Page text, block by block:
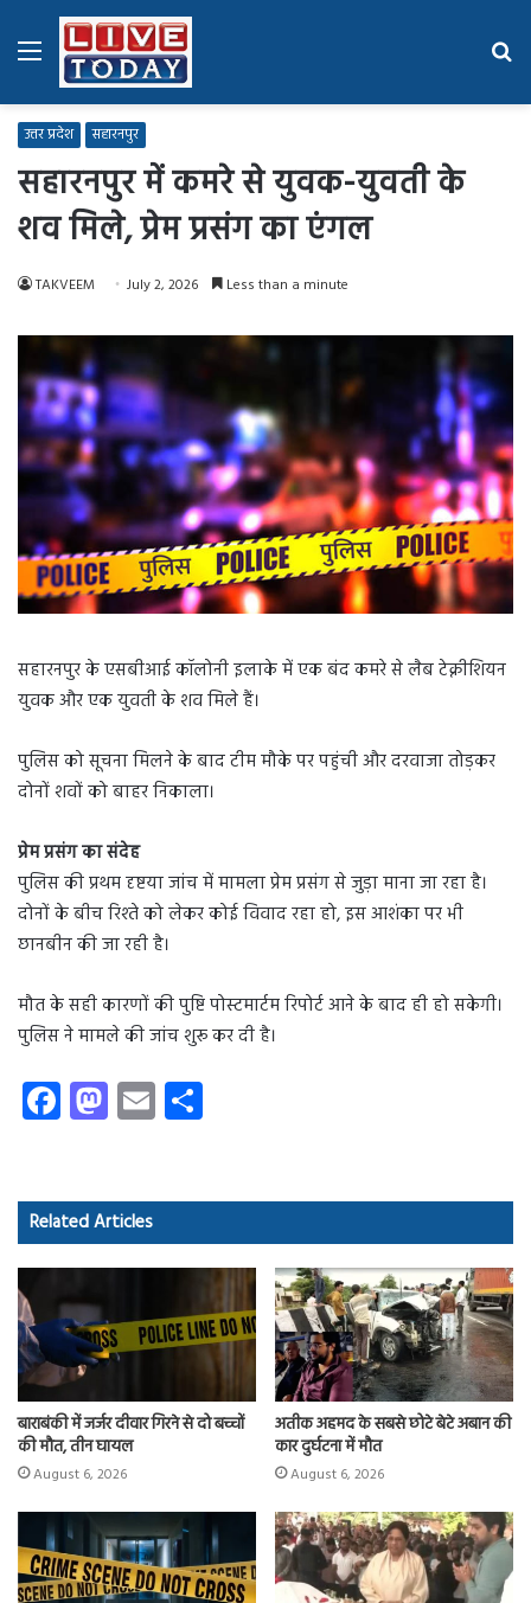
Menu
उत्तर प्रदेश सहारनपुर
सहारनपुर में कमरे से युवक-युवती के
शव मिले, प्रेम प्रसंग का एंगल
TAKVEEM July 2, 2026 Less than a minute
सहारनपुर के एसबीआई कॉलोनी इलाके में एक बंद कमरे से लैब टेक्नीशियन
युवक और एक युवती के शव मिले हैं।
पुलिस को सूचना मिलने के बाद टीम मौके पर पहुंची और दरवाजा तोड़कर
दोनों शवों को बाहर निकाला।
प्रेम प्रसंग का संदेह
पुलिस की प्रथम दृष्टया जांच में मामला प्रेम प्रसंग से जुड़ा माना जा रहा है।
दोनों के बीच रिश्ते को लेकर कोई विवाद रहा हो, इस आशंका पर भी
छानबीन की जा रही है।
मौत के सही कारणों की पुष्टि पोस्टमार्टम रिपोर्ट आने के बाद ही हो सकेगी।
पुलिस ने मामले की जांच शुरू कर दी है।
Fa
ce
o
ok
M
as
d
o
E
m
Related Articles
बाराबंकी में जर्जर दीवार गिरने से दो बच्चों
की मौत, तीन घायल
August 6, 2026
अतीक अहमद के सबसे छोटे बेटे अबान की
कार दुर्घटना में मौत
August 6, 2026